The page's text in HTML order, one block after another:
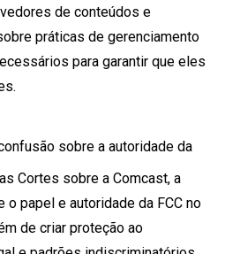
de conteúdos e
práticas de gerenciamento
para garantir que eles
sobre a autoridade da
Cortes sobre a Comcast, a
papel e autoridade da FCC no
de criar proteção ao